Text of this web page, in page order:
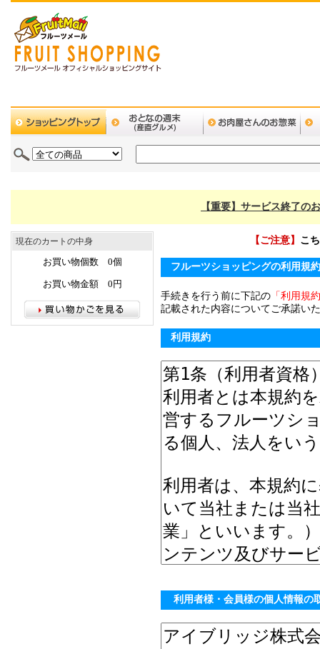
【重要】サービス終了の
現在のカートの中身
お買い物個数 0個
お買い物金額 0円
【ご注意】 こ
フルーツショッピングの利用規
手続きを行う前に下記の 「利用規
記載された内容についてご承諾い
利用規約
利用者様・会員様の個人情報の